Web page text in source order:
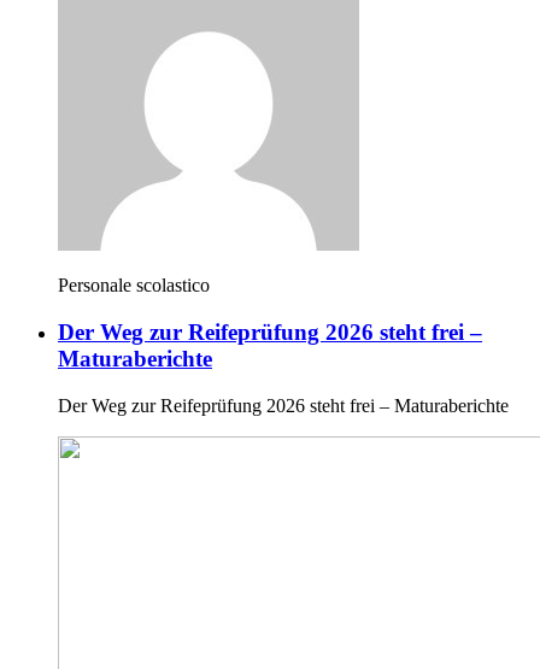
Personale scolastico
Der Weg zur Reifeprüfung 2026 steht frei –
Maturaberichte
Der Weg zur Reifeprüfung 2026 steht frei – Maturaberichte